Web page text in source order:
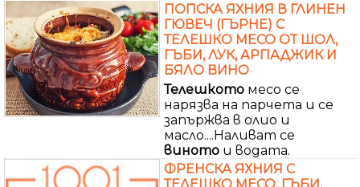
ПОПСКА ЯХНИЯ В ГЛИНЕН
ГЮВЕЧ (ГЪРНЕ) С
ТЕЛЕШКО МЕСО ОТ ШОЛ,
ГЪБИ, ЛУК, АРПАДЖИК И
БЯЛО ВИНО
Телешкото месо се
нарязва на парчета и се
запържва в олио и
масло....Наливат се
виното и водата.
ФРЕНСКА ЯХНИЯ С
ТЕЛЕШКО МЕСО, ГЪБИ,